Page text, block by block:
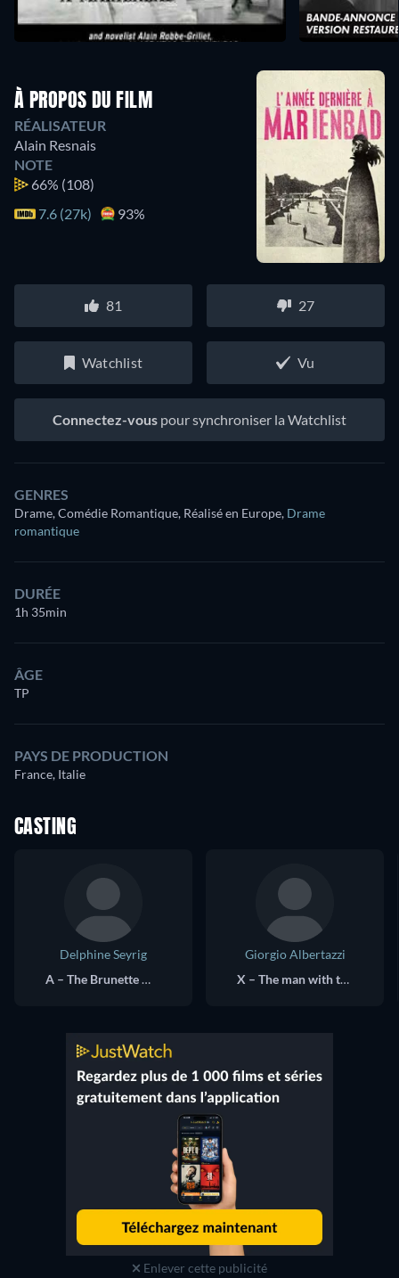
À PROPOS DU FILM
RÉALISATEUR
Alain Resnais
NOTE
66% (108)
7.6 (27k)
93%
81 27
Watchlist Vu
Connectez-vous pour synchroniser la Watchlist
GENRES
Drame, Comédie Romantique, Réalisé en Europe, Drame
romantique
DURÉE
1h 35min
ÂGE
TP
PAYS DE PRODUCTION
France, Italie
CASTING
Delphine Seyrig
A – The Brunette Woman
Giorgio Albertazzi
X – The man with the Italian Accent
Enlever cette publicité